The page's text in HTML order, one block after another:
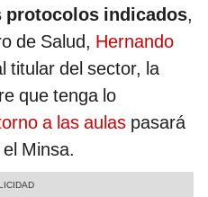
protocolos indicados,
de Salud, Hernando
titular del sector, la
que tenga lo
a las aulas pasará
Minsa.